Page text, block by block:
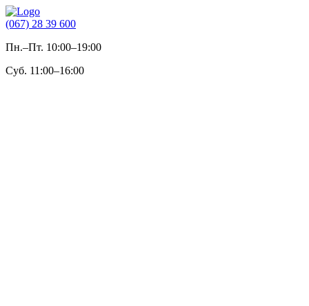
(067) 28 39 600
Пн.–Пт. 10:00–19:00
Суб. 11:00–16:00